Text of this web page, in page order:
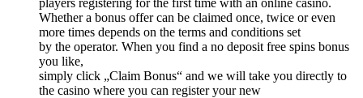
players registering for the first time with an online casino.
Whether a bonus offer can be claimed once, twice or even
more times depends on the terms and conditions set
by the operator. When you find a no deposit free spins bonus
you like,
simply click „Claim Bonus“ and we will take you directly to
the casino where you can register your new